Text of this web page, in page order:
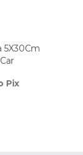
5X30Cm
Pix